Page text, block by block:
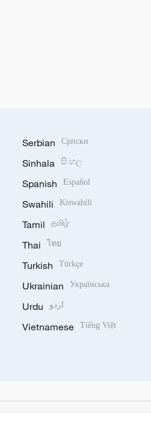
Serbian Српски
Sinhala සිංහල
Spanish Español
Swahili Kiswahili
Tamil தமிழ்
Thai ไทย
Turkish Türkçe
Ukrainian Українська
Urdu اردو
Vietnamese Tiếng Việt